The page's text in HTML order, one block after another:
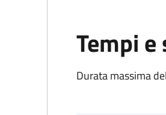
Tempi e
Durata massima